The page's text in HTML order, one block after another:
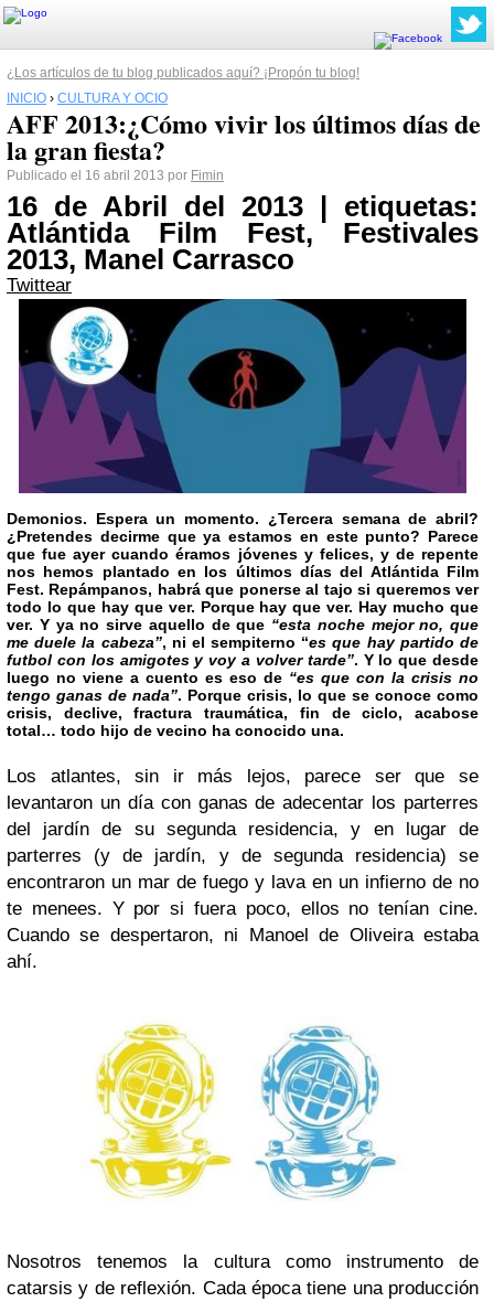
¿Los artículos de tu blog publicados aquí? ¡Propón tu blog!
INICIO › CULTURA Y OCIO
AFF 2013:¿Cómo vivir los últimos días de
la gran fiesta?
Publicado el 16 abril 2013 por Fimin
16 de Abril del 2013 | etiquetas:
Atlántida Film Fest, Festivales
2013, Manel Carrasco
Twittear
Demonios. Espera un momento. ¿Tercera semana de abril?
¿Pretendes decirme que ya estamos en este punto? Parece
que fue ayer cuando éramos jóvenes y felices, y de repente
nos hemos plantado en los últimos días del Atlántida Film
Fest. Repámpanos, habrá que ponerse al tajo si queremos ver
todo lo que hay que ver. Porque hay que ver. Hay mucho que
ver. Y ya no sirve aquello de que “esta noche mejor no, que
me duele la cabeza”, ni el sempiterno “es que hay partido de
futbol con los amigotes y voy a volver tarde”. Y lo que desde
luego no viene a cuento es eso de “es que con la crisis no
tengo ganas de nada”. Porque crisis, lo que se conoce como
crisis, declive, fractura traumática, fin de ciclo, acabose
total… todo hijo de vecino ha conocido una.
Los atlantes, sin ir más lejos, parece ser que se
levantaron un día con ganas de adecentar los parterres
del jardín de su segunda residencia, y en lugar de
parterres (y de jardín, y de segunda residencia) se
encontraron un mar de fuego y lava en un infierno de no
te menees. Y por si fuera poco, ellos no tenían cine.
Cuando se despertaron, ni Manoel de Oliveira estaba
ahí.
Nosotros tenemos la cultura como instrumento de
catarsis y de reflexión. Cada época tiene una producción